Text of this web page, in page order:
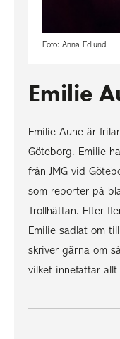
Foto: Anna Edlund
Emilie
Emilie Aune är
Göteborg. Emilie
från JMG vid
som reporter på
Trollhättan. Efter
Emilie sadlat om
skriver gärna om
vilket innefattar